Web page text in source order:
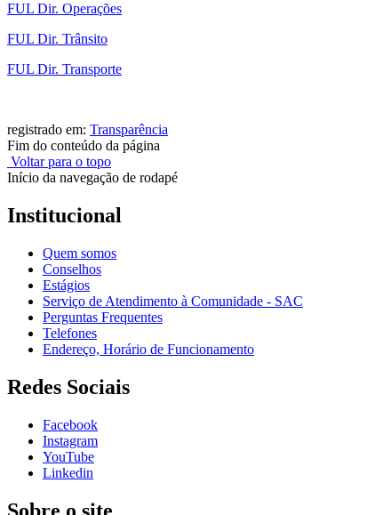
FUL Dir. Operações
FUL Dir. Trânsito
FUL Dir. Transporte
registrado em: Transparência
Fim do conteúdo da página
Voltar para o topo
Início da navegação de rodapé
Institucional
Quem somos
Conselhos
Estágios
Serviço de Atendimento à Comunidade - SAC
Perguntas Frequentes
Telefones
Endereço, Horário de Funcionamento
Redes Sociais
Facebook
Instagram
YouTube
Linkedin
Sobre o site